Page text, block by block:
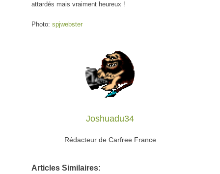
attardés mais vraiment heureux !
Photo: spjwebster
Joshuadu34
Rédacteur de Carfree France
Articles Similaires: